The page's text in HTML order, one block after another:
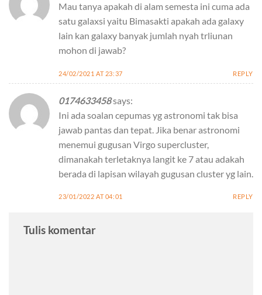
Mau tanya apakah di alam semesta ini cuma ada
satu galaxsi yaitu Bimasakti apakah ada galaxy
lain kan galaxy banyak jumlah nyah trliunan
mohon di jawab?
24/02/2021 AT 23:37 REPLY
0174633458says:
Ini ada soalan cepumas yg astronomi tak bisa
jawab pantas dan tepat. Jika benar astronomi
menemui gugusan Virgo supercluster,
dimanakah terletaknya langit ke 7 atau adakah
berada di lapisan wilayah gugusan cluster yg lain.
23/01/2022 AT 04:01 REPLY
Tulis komentar